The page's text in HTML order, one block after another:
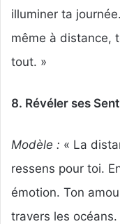
illuminer ta
même à distance,
tout. »
8. Révéler ses
Modèle : « La
ressens pour toi.
émotion. Ton
travers les océans.